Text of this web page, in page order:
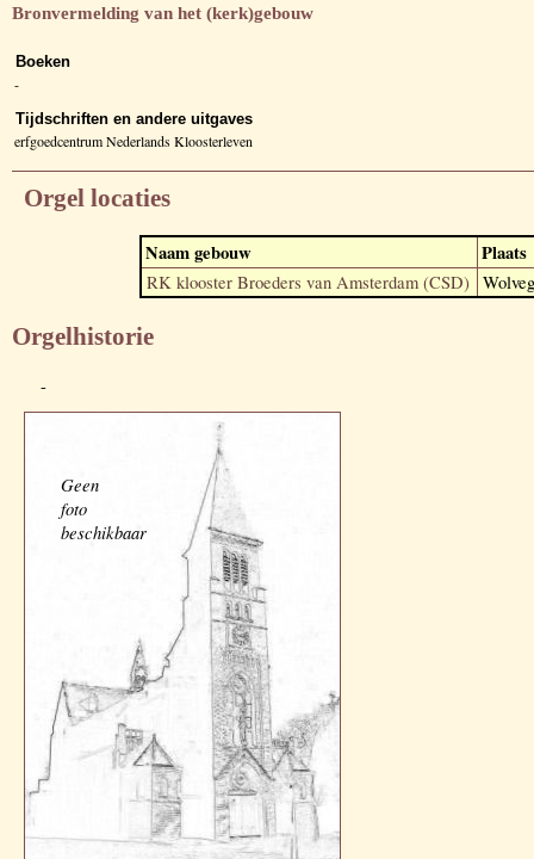
Bronvermelding van het (kerk)gebouw
Boeken
-
Tijdschriften en andere uitgaves
erfgoedcentrum Nederlands Kloosterleven
Orgel locaties
Naam gebouw Plaats
RK klooster Broeders van Amsterdam (CSD)
Orgelhistorie
-
Geen
foto
beschikbaar